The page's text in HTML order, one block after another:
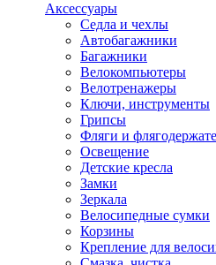
Аксессуары
Седла и чехлы
Автобагажники
Багажники
Велокомпьютеры
Велотренажеры
Ключи, инструменты
Грипсы
Фляги и
Освещение
Детские кресла
Замки
Зеркала
Велосипедные сумки
Корзины
Крепление для